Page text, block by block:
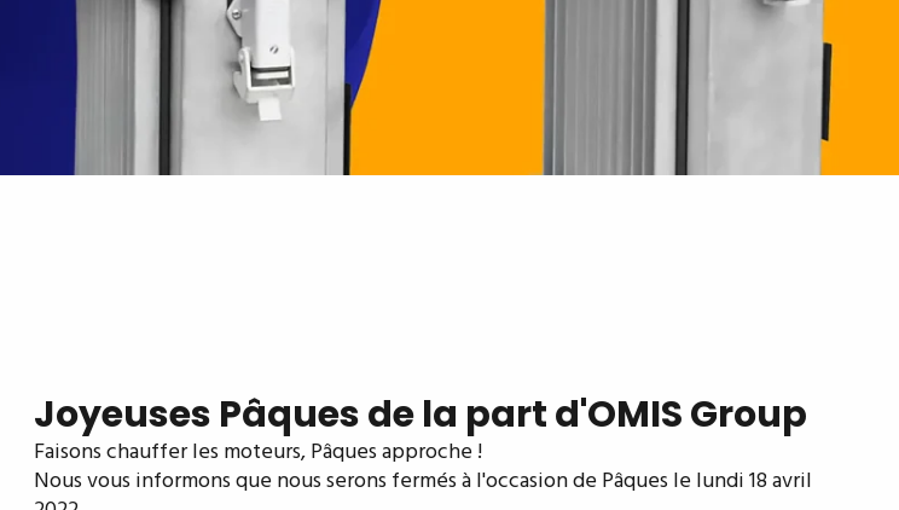
Joyeuses Pâques de la part d'OMIS Group
Faisons chauffer les moteurs, Pâques approche !
Nous vous informons que nous serons fermés à l'occasion de Pâques le lundi 18 avril